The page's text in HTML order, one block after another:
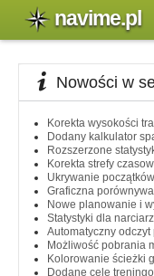
navime.pl
Nowości w
Korekta wysokości
Dodany kalkulator
Rozszerzone
Korekta strefy
Ukrywanie
Graficzna
Nowe planowanie i
Statystyki dla
Automatyczny
Możliwość pobrania
Kolorowanie ścieżki
Dodane cele